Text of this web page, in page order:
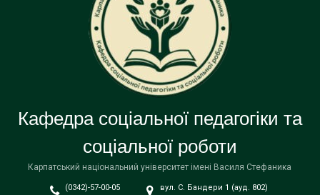
кафедри соціальної
педагогіки та соціальної
роботи Наталію Сабат із
проходженням Східної
літньої школи у Варшаві!
Доцентка кафедри
соціальної педагогіки та
соціальної роботи Наталія
Сабат – учасниця
міжнародної конференції
у Варшаві
Кафедра соціальної педагогіки та
соціальної роботи
Карпатський національний університет імені Василя Стефаника
(0342)-57-00-05
вул. С. Бандери 1 (ауд. 802)